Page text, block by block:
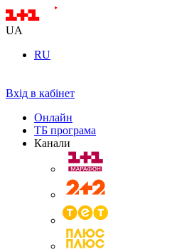
UA
RU
Вхід в кабінет
Онлайн
ТБ програма
Канали